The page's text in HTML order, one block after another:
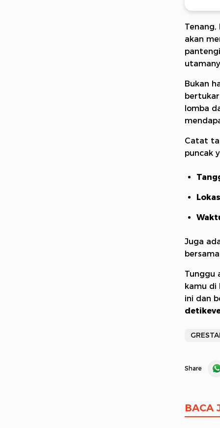
akan
Bukan
lomba
Catat
puncak
Juga
Tunggu
kamu di
ini dan
Share
BACA